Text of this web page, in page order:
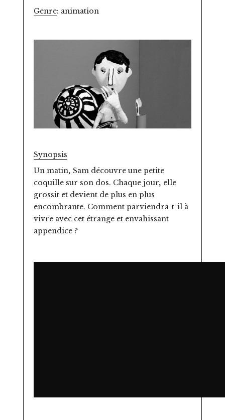
Genre: animation
Synopsis
Un matin, Sam découvre une petite
coquille sur son dos. Chaque jour, elle
grossit et devient de plus en plus
encombrante. Comment parviendra-t-il à
vivre avec cet étrange et envahissant
appendice ?